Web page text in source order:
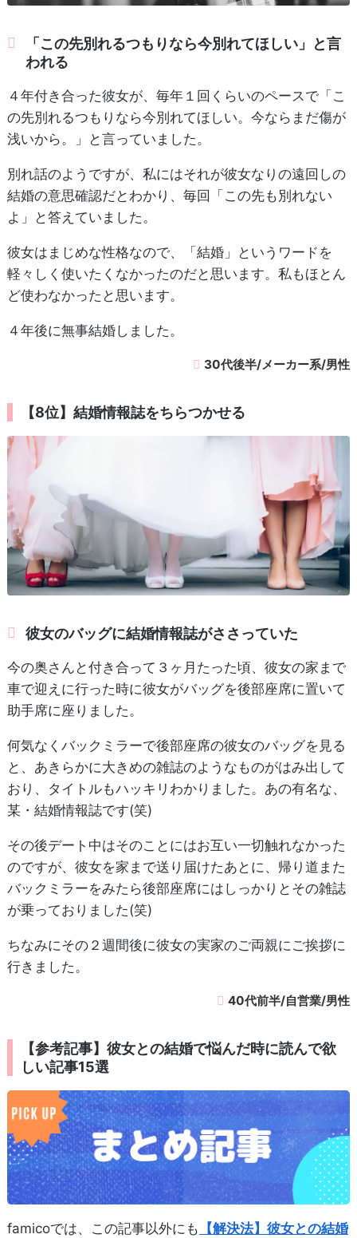
「この先別れるつもりなら今別れてほしい」と言
われる
４年付き合った彼女が、毎年１回くらいのペースで「こ
の先別れるつもりなら今別れてほしい。今ならまだ傷が
浅いから。」と言っていました。
別れ話のようですが、私にはそれが彼女なりの遠回しの
結婚の意思確認だとわかり、毎回「この先も別れない
よ」と答えていました。
彼女はまじめな性格なので、「結婚」というワードを
軽々しく使いたくなかったのだと思います。私もほとん
ど使わなかったと思います。
４年後に無事結婚しました。
30代後半/メーカー系/男性
【8位】結婚情報誌をちらつかせる
彼女のバッグに結婚情報誌がささっていた
今の奥さんと付き合って３ヶ月たった頃、彼女の家まで
車で迎えに行った時に彼女がバッグを後部座席に置いて
助手席に座りました。
何気なくバックミラーで後部座席の彼女のバッグを見る
と、あきらかに大きめの雑誌のようなものがはみ出して
おり、タイトルもハッキリわかりました。あの有名な、
某・結婚情報誌です(笑)
その後デート中はそのことにはお互い一切触れなかった
のですが、彼女を家まで送り届けたあとに、帰り道また
バックミラーをみたら後部座席にはしっかりとその雑誌
が乗っておりました(笑)
ちなみにその２週間後に彼女の実家のご両親にご挨拶に
行きました。
40代前半/自営業/男性
【参考記事】彼女との結婚で悩んだ時に読んで欲
しい記事15選
famicoでは、この記事以外にも 【解決法】彼女との結婚